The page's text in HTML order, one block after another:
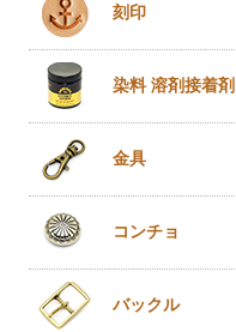
刻印
染料 溶剤接着剤
金具
コンチョ
バックル